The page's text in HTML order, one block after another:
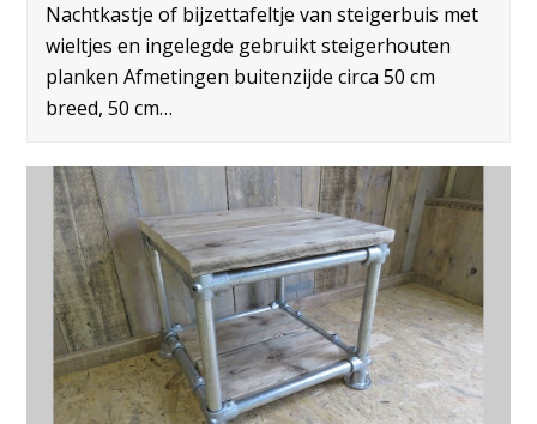
Nachtkastje of bijzettafeltje van steigerbuis met
wieltjes en ingelegde gebruikt steigerhouten
planken Afmetingen buitenzijde circa 50 cm
breed, 50 cm…